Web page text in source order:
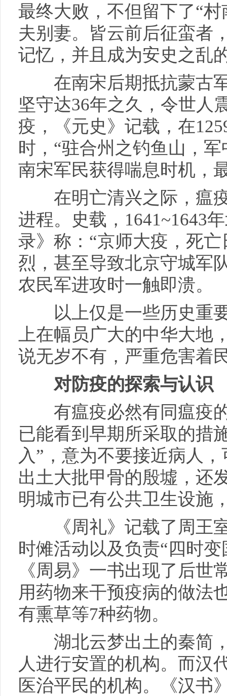
最终大败，不但留下了“
夫别妻。皆云前后征蛮者
记忆，并且成为安史之乱
在南宋后期抵抗蒙古军
坚守达36年之久，令世人
疫，《元史》记载，在
时，“驻合州之钓鱼山，
南宋军民获得喘息时机，
在明亡清兴之际，瘟疫
进程。史载，1641~1643
录》称：“京师大疫，死
烈，甚至导致北京守城军
农民军进攻时一触即溃。
以上仅是一些历史重要
上在幅员广大的中华大地
说无岁不有，严重危害着
对防疫的探索与认识
有瘟疫必然有同瘟疫的
已能看到早期所采取的措
入”，意为不要接近病人
出土大批甲骨的殷墟，还
明城市已有公共卫生设施
《周礼》记载了周王室
时傩活动以及负责“四时
《周易》一书出现了后世
用药物来干预疫病的做法
有熏草等7种药物。
湖北云梦出土的秦简，
人进行安置的机构。而汉
医治平民的机构。《汉书